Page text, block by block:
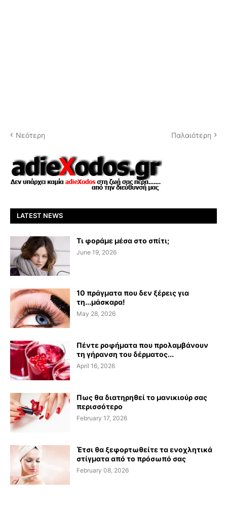
Νεότερη Παλαιότερη
LATEST NEWS
Τι φοράμε μέσα στο σπίτι;
June 19, 2026
10 πράγματα που δεν ξέρεις για
τη...μάσκαρα!
May 28, 2026
Πέντε ροφήματα που προλαμβάνουν
τη γήρανση του δέρματος...
April 16, 2026
Πως θα διατηρηθεί το μανικιούρ σας
περισσότερο
February 17, 2026
Έτσι θα ξεφορτωθείτε τα ενοχλητικά
στίγματα από το πρόσωπό σας
February 08, 2026